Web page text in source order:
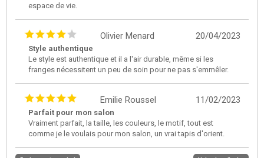
espace de vie.
20/04/2023
Olivier Menard
Style authentique
Le style est authentique et il a l'air durable, même si les
franges nécessitent un peu de soin pour ne pas s'emmêler.
11/02/2023
Emilie Roussel
Parfait pour mon salon
Vraiment parfait, la taille, les couleurs, le motif, tout est
comme je le voulais pour mon salon, un vrai tapis d'orient.